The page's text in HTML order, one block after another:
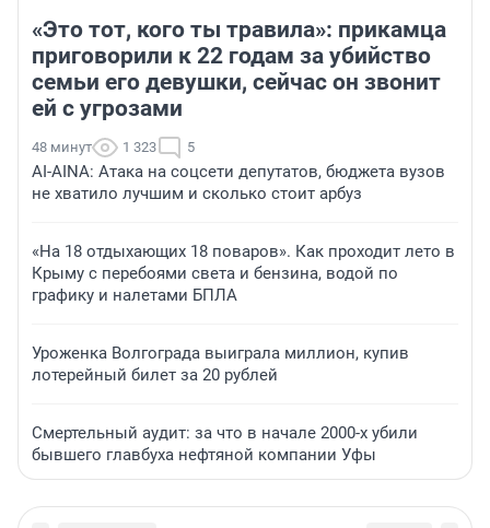
«Это тот, кого ты травила»: прикамца
приговорили к 22 годам за убийство
семьи его девушки, сейчас он звонит
ей с угрозами
48 минут 1 323 5
AI-AINA: Атака на соцсети депутатов, бюджета вузов
не хватило лучшим и сколько стоит арбуз
«На 18 отдыхающих 18 поваров». Как проходит лето в
Крыму с перебоями света и бензина, водой по
графику и налетами БПЛА
Уроженка Волгограда выиграла миллион, купив
лотерейный билет за 20 рублей
Смертельный аудит: за что в начале 2000-х убили
бывшего главбуха нефтяной компании Уфы